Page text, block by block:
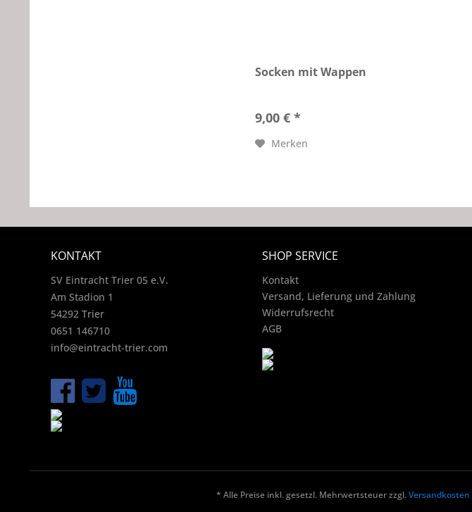
Socken mit Wappen
9,00 € *
Merken
KONTAKT
SV Eintracht Trier 05 e.V.
Am Stadion 1
54292 Trier
0651 146710
info@eintracht-trier.com
SHOP SERVICE
Kontakt
Versand, Lieferung und Zahlung
Widerrufsrecht
AGB
* Alle Preise inkl. gesetzl. Mehrwertsteuer zzgl.Versandkosten